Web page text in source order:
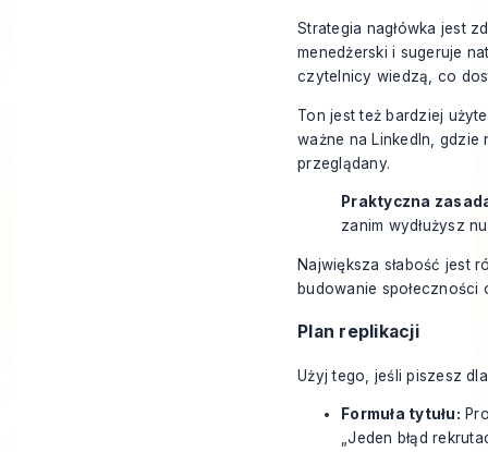
Strategia nagłówka jest
menedżerski i sugeruje
czytelnicy wiedzą, co
Ton jest też bardziej
ważne na LinkedIn,
przeglądany.
Praktyczna
zanim wydłużysz
Największa słabość jest
budowanie społeczności
Plan replikacji
Użyj tego, jeśli piszesz
Formuła tytułu:
„Jeden błąd